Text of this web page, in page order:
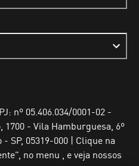
nº 05.406.034/0001-02 -
1700 - Vila Hamburguesa, 6º
SP, 05319-000 | Clique na
no menu , e veja nossos